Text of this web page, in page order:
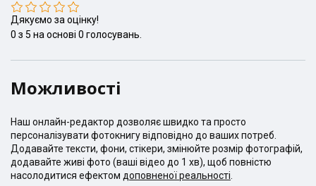
унікальний випускний альбом онлайн, щоб зберегти живі
емоції, улюблені цитати та головні хіти вашого випускного в
яскравому інтерактивному дизайні.
Дякуємо за оцінку!
0 з 5 на основі 0 голосувань.
Можливості
Наш онлайн-редактор дозволяє швидко та просто
персоналізувати фотокнигу відповідно до ваших потреб.
Додавайте тексти, фони, стікери, змінюйте розмір фотографій,
додавайте живі фото (ваші відео до 1 хв), щоб повністю
насолодитися ефектом доповненої реальності